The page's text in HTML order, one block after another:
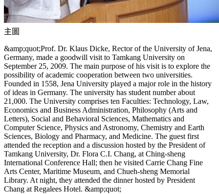
主圖
&amp;quot;Prof. Dr. Klaus Dicke, Rector of the University of Jena,
Germany, made a goodwill visit to Tamkang University on
September 25, 2009. The main purpose of his visit is to explore the
possibility of academic cooperation between two universities.
Founded in 1558, Jena University played a major role in the history
of ideas in Germany. The university has student number about
21,000. The University comprises ten Faculties: Technology, Law,
Economics and Business Administration, Philosophy (Arts and
Letters), Social and Behavioral Sciences, Mathematics and
Computer Science, Physics and Astronomy, Chemistry and Earth
Sciences, Biology and Pharmacy, and Medicine. The guest first
attended the reception and a discussion hosted by the President of
Tamkang University, Dr. Flora C.I. Chang, at Ching-sheng
International Conference Hall; then he visited Carrie Chang Fine
Arts Center, Maritime Museum, and Chueh-sheng Memorial
Library. At night, they attended the dinner hosted by President
Chang at Regalees Hotel. &amp;quot;